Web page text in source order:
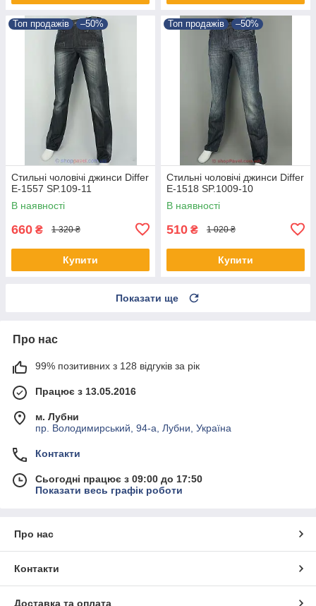
Топ продажів –50%
Стильні чоловічі джинси Differ
E-1557 SP.109-11
В наявності
660 ₴ 1 320 ₴
Купити
Топ продажів –50%
Стильні чоловічі джинси Differ
E-1518 SP.1009-10
В наявності
510 ₴ 1 020 ₴
Купити
Показати ще
Про нас
99% позитивних з 128 відгуків за рік
Працює з 13.05.2016
м. Лубни
пр. Володимирський, 94-а, Лубни, Україна
Контакти
Сьогодні працює з 09:00 до 17:50
Показати весь графік роботи
Про нас
Контакти
Доставка та оплата